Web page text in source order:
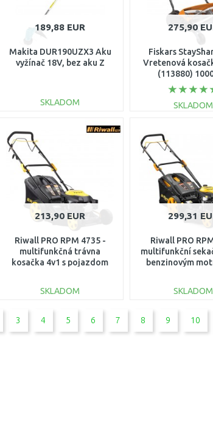
189,88 EUR
Makita DUR190UZX3 Aku
vyžínač 18V, bez aku Z
SKLADOM
DO KOŠÍKA
275,90
Fiskars
Vretenová
(113880)
SKLADOM
DO
213,90 EUR
Riwall PRO RPM 4735 -
multifunkčná trávna
kosačka 4v1 s pojazdom
SKLADOM
DO KOŠÍKA
299,31
Riwall PRO
multifunkční
benzinovým
SKLADOM
DO
3 4 5 6 7 8 9 10